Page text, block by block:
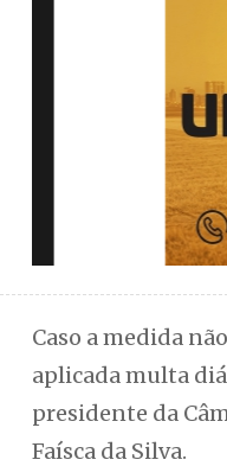
Caso a medida
aplicada multa
presidente da
Faísca da Silva.